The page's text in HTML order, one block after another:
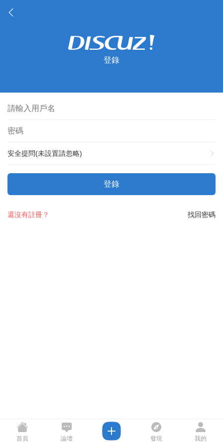
登錄
安全提問(未設置請忽略)
登錄
找回密碼
還沒有註冊？
首頁 論壇 發現 我的